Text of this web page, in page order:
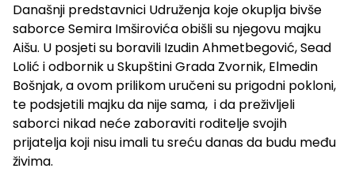
Današnji predstavnici Udruženja koje okuplja bivše
saborce Semira Imširovića obišli su njegovu majku
Aišu. U posjeti su boravili Izudin Ahmetbegović, Sead
Lolić i odbornik u Skupštini Grada Zvornik, Elmedin
Bošnjak, a ovom prilikom uručeni su prigodni pokloni,
te podsjetili majku da nije sama, i da preživljeli
saborci nikad neće zaboraviti roditelje svojih
prijatelja koji nisu imali tu sreću danas da budu među
živima.